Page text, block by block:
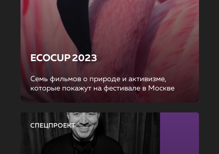
ECOCUP 2023
Семь фильмов о природе и активизме,
которые покажут на фестивале в Москве
СПЕЦПРОЕКТ